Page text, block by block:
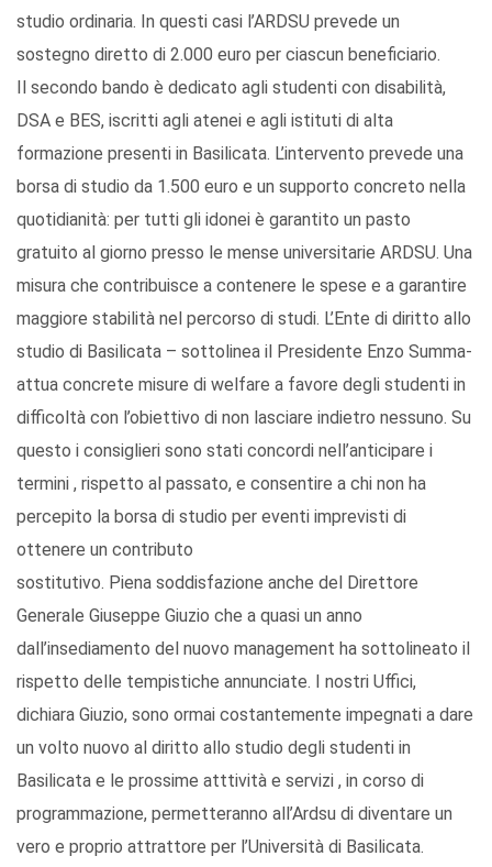
studio ordinaria. In questi casi l’ARDSU prevede un
sostegno diretto di 2.000 euro per ciascun beneficiario.
Il secondo bando è dedicato agli studenti con disabilità,
DSA e BES, iscritti agli atenei e agli istituti di alta
formazione presenti in Basilicata. L’intervento prevede una
borsa di studio da 1.500 euro e un supporto concreto nella
quotidianità: per tutti gli idonei è garantito un pasto
gratuito al giorno presso le mense universitarie ARDSU. Una
misura che contribuisce a contenere le spese e a garantire
maggiore stabilità nel percorso di studi. L’Ente di diritto allo
studio di Basilicata – sottolinea il Presidente Enzo Summa-
attua concrete misure di welfare a favore degli studenti in
difficoltà con l’obiettivo di non lasciare indietro nessuno. Su
questo i consiglieri sono stati concordi nell’anticipare i
termini , rispetto al passato, e consentire a chi non ha
percepito la borsa di studio per eventi imprevisti di
ottenere un contributo
sostitutivo. Piena soddisfazione anche del Direttore
Generale Giuseppe Giuzio che a quasi un anno
dall’insediamento del nuovo management ha sottolineato il
rispetto delle tempistiche annunciate. I nostri Uffici,
dichiara Giuzio, sono ormai costantemente impegnati a dare
un volto nuovo al diritto allo studio degli studenti in
Basilicata e le prossime atttività e servizi , in corso di
programmazione, permetteranno all’Ardsu di diventare un
vero e proprio attrattore per l’Università di Basilicata.